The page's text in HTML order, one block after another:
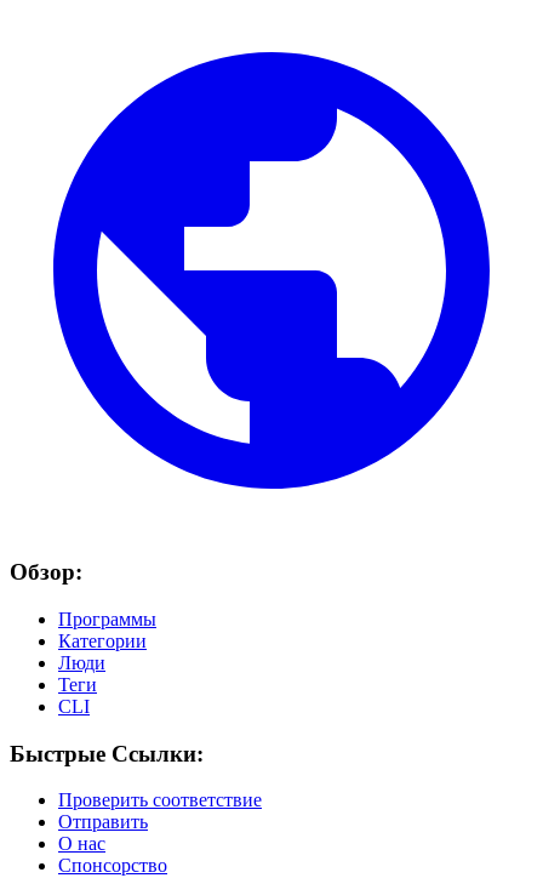
Обзор:
Программы
Категории
Люди
Теги
CLI
Быстрые Ссылки:
Проверить соответствие
Отправить
О нас
Спонсорство